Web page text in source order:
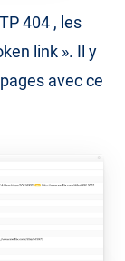
404 , les
link ». Il y
avec ce